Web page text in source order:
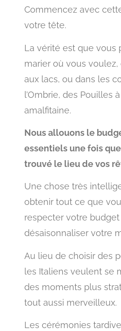
Commencez avec
votre tête.
La vérité est que vous
marier où vous voulez,
aux lacs, ou dans les
l’Ombrie, des Pouilles
amalfitaine.
Nous allouons le
essentiels une fois
trouvé le lieu de vos
Une chose très
obtenir tout ce que
respecter votre
désaisonnaliser votre
Au lieu de choisir des
les Italiens veulent se
des moments plus
tout aussi merveilleux.
Les cérémonies